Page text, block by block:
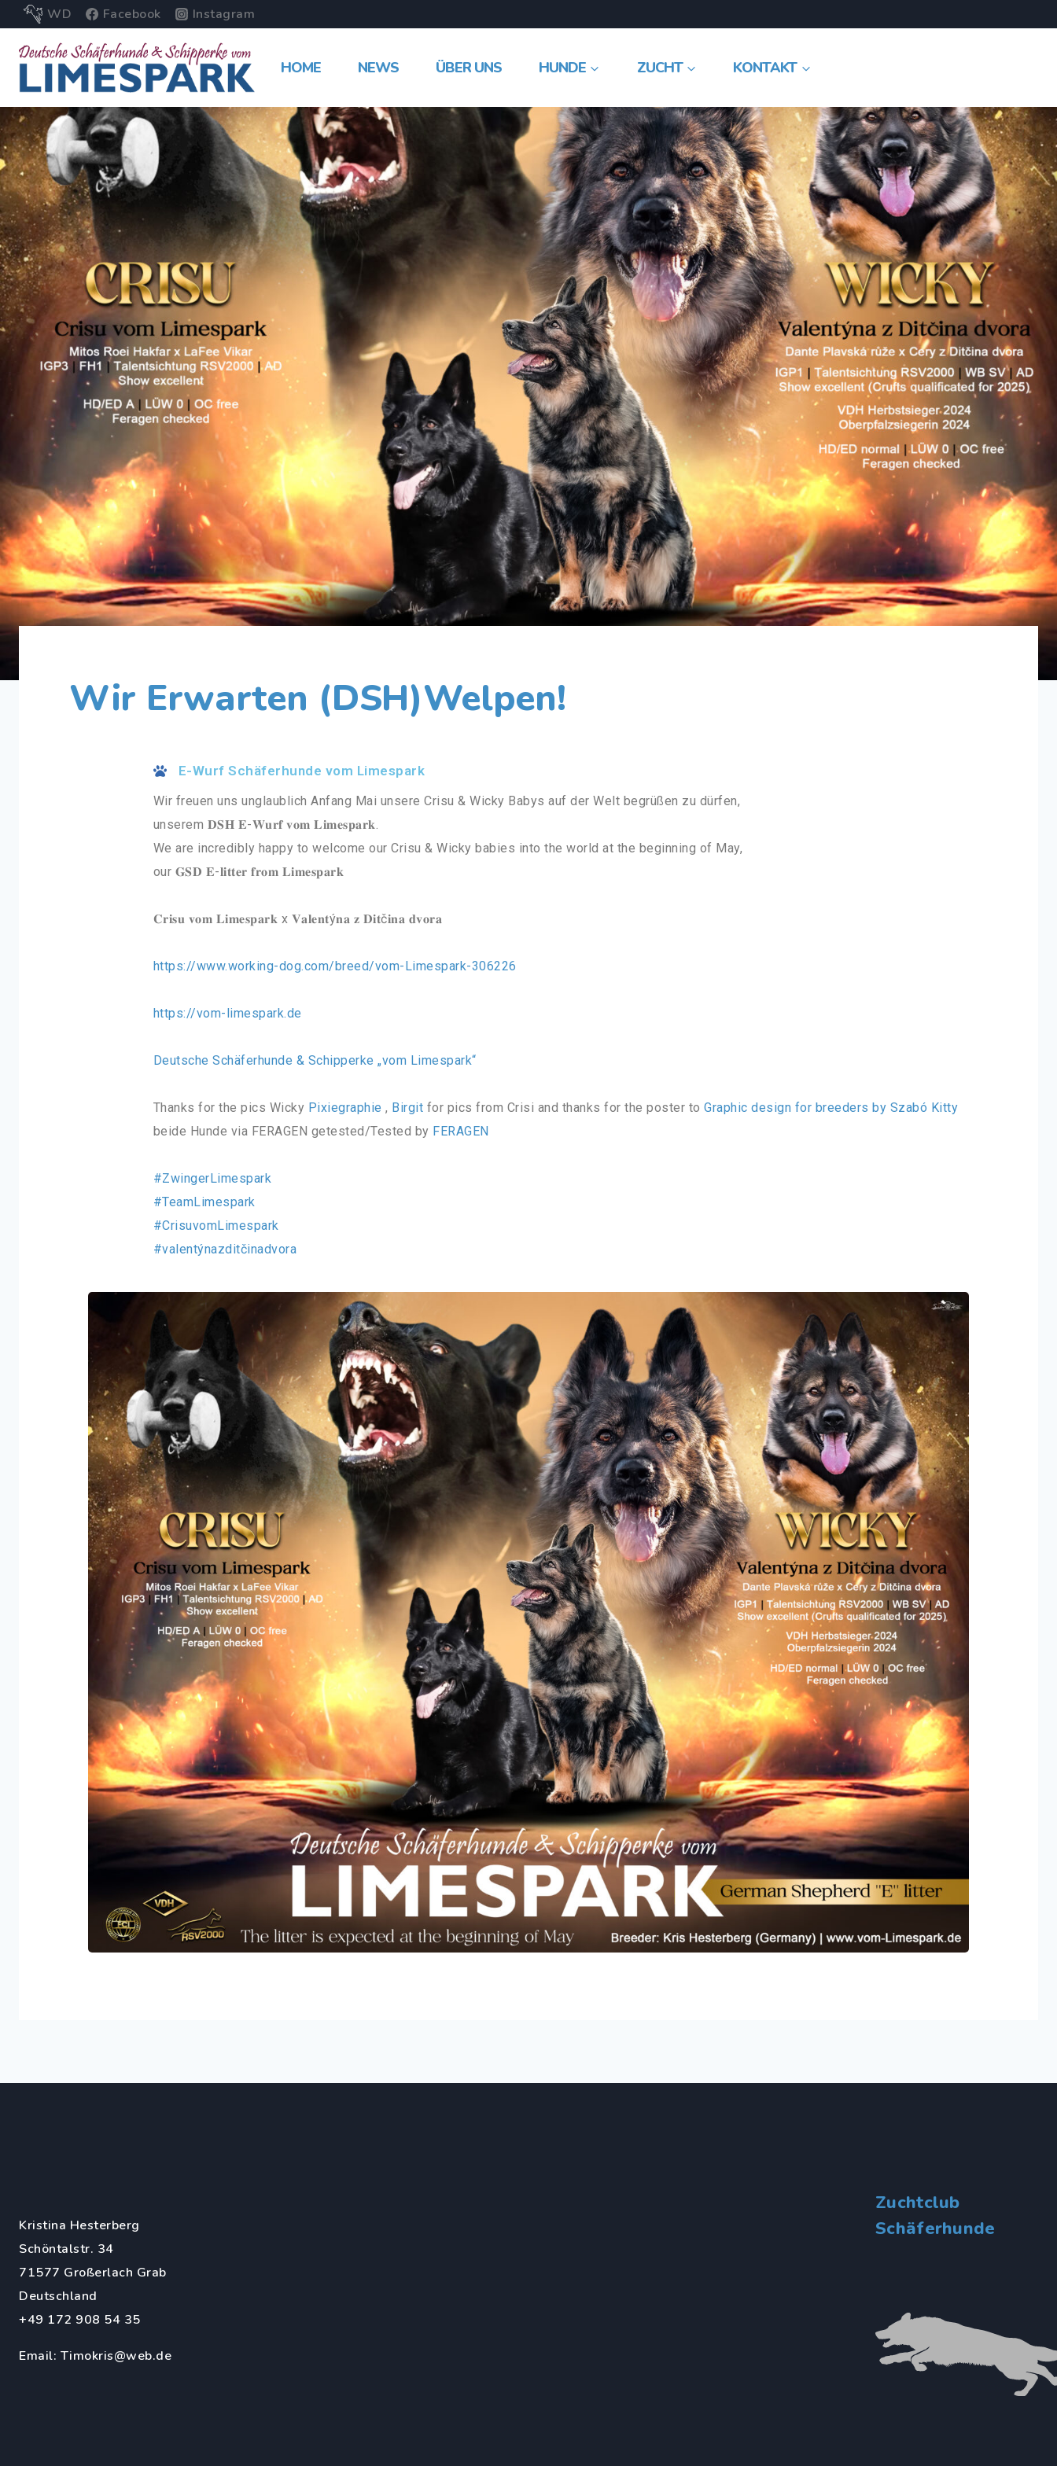
WD Facebook Instagram
HOME NEWS ÜBER UNS HUNDE ZUCHT KONTAKT
Wir Erwarten (DSH)Welpen!
E-Wurf Schäferhunde vom Limespark
Wir freuen uns unglaublich Anfang Mai unsere Crisu & Wicky Babys auf der Welt begrüßen zu dürfen,
unserem 𝐃𝐒𝐇 𝐄-𝐖𝐮𝐫𝐟 𝐯𝐨𝐦 𝐋𝐢𝐦𝐞𝐬𝐩𝐚𝐫𝐤.
We are incredibly happy to welcome our Crisu & Wicky babies into the world at the beginning of May,
our 𝐆𝐒𝐃 𝐄-𝐥𝐢𝐭𝐭𝐞𝐫 𝐟𝐫𝐨𝐦 𝐋𝐢𝐦𝐞𝐬𝐩𝐚𝐫𝐤
𝐂𝐫𝐢𝐬𝐮 𝐯𝐨𝐦 𝐋𝐢𝐦𝐞𝐬𝐩𝐚𝐫𝐤 x 𝐕𝐚𝐥𝐞𝐧𝐭ý𝐧𝐚 𝐳 𝐃𝐢𝐭č𝐢𝐧𝐚 𝐝𝐯𝐨𝐫𝐚
https://www.working-dog.com/breed/vom-Limespark-306226
https://vom-limespark.de
Deutsche Schäferhunde & Schipperke „vom Limespark“
Thanks for the pics Wicky Pixiegraphie , Birgit for pics from Crisi and thanks for the poster toGraphic design for breeders by Szabó Kitty
beide Hunde via FERAGEN getested/Tested by FERAGEN
#ZwingerLimespark
#TeamLimespark
#CrisuvomLimespark
#valentýnazditčinadvora
Kristina Hesterberg
Schöntalstr. 34
71577 Großerlach Grab
Deutschland
+49 172 908 54 35
Email: Timokris@web.de
Zuchtclub
Schäferhunde